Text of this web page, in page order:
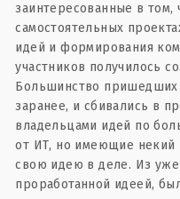
заинтересованные в
самостоятельных
идей и формирования
участников получилось
Большинство
заранее, и сбивались в
владельцами идей по
от ИТ, но имеющие
свою идею в деле. Из уже
проработанной идеей,